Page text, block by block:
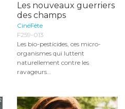
Les nouveaux guerriers
des champs
CinéFête
F259-013
Les bio-pesticides, ces micro-
organismes qui luttent
naturellement contre les
ravageurs...